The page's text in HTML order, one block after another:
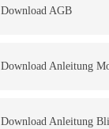
Download AGB
Download Anleitung
Download Anleitung